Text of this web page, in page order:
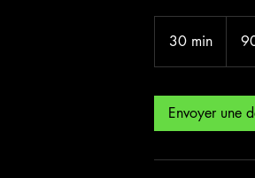
30 min
0
Envoyer une